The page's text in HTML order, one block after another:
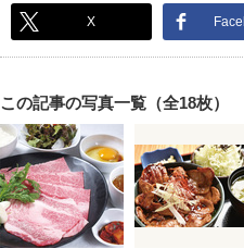
X
この記事の写真一覧（全18枚）